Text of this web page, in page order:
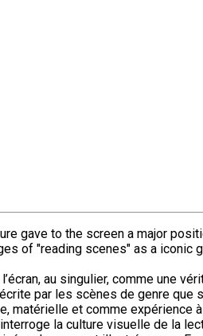
gave to the screen a major
of "reading scenes" as a iconic
au singulier, comme une
par les scènes de genre que
matérielle et comme
la culture visuelle de la